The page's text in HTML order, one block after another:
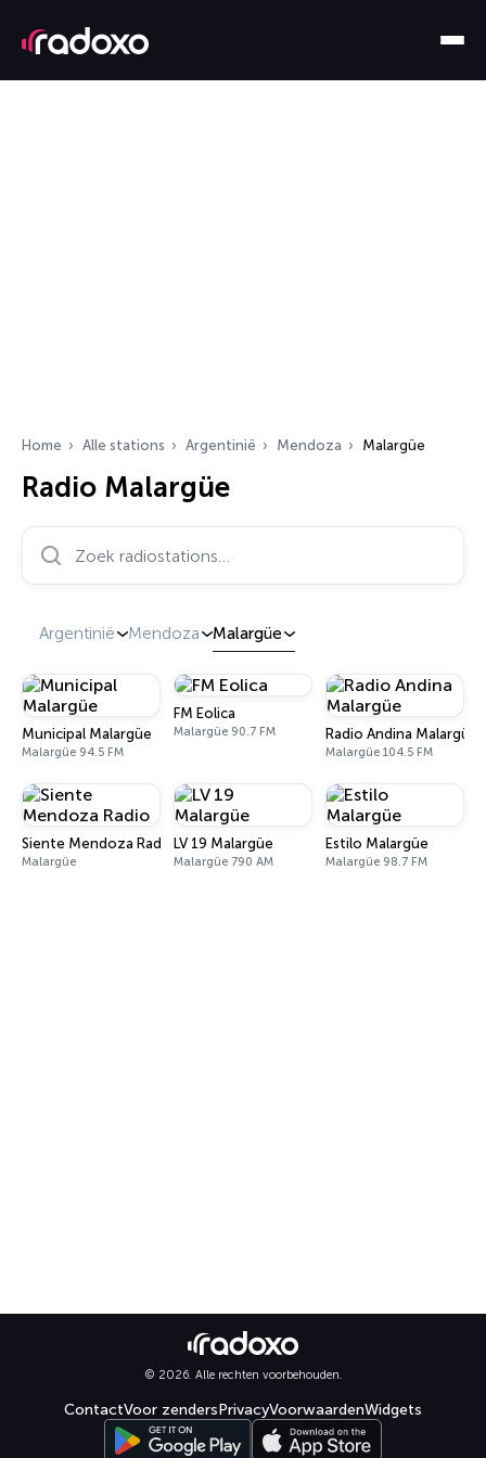
Home Alle stations Argentinië Mendoza Malargüe
Radio Malargüe
Zoek radiostations…
Argentinië Mendoza Malargüe
Municipal Malargüe
Malargüe 94.5 FM
FM Eolica
Malargüe 90.7 FM Radio Andina Malargüe
Malargüe 104.5 FM
Siente Mendoza Radio
Malargüe
LV 19 Malargüe
Malargüe 790 AM
Estilo Malargüe
Malargüe 98.7 FM
© 2026. Alle rechten voorbehouden.
ContactVoor zendersPrivacyVoorwaardenWidgets